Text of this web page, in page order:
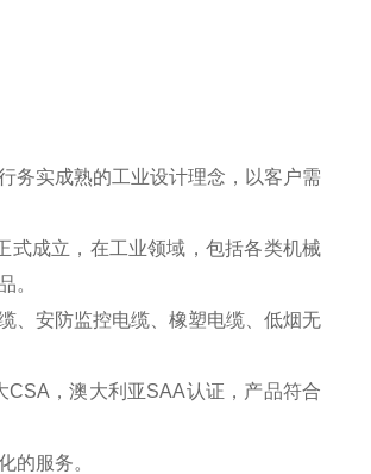
务实成熟的工业设计理念，以客户需
式成立，在工业领域，包括各类机械
。
、安防监控电缆、橡塑电缆、低烟无
，澳大利亚SAA认证，产品符合
的服务。